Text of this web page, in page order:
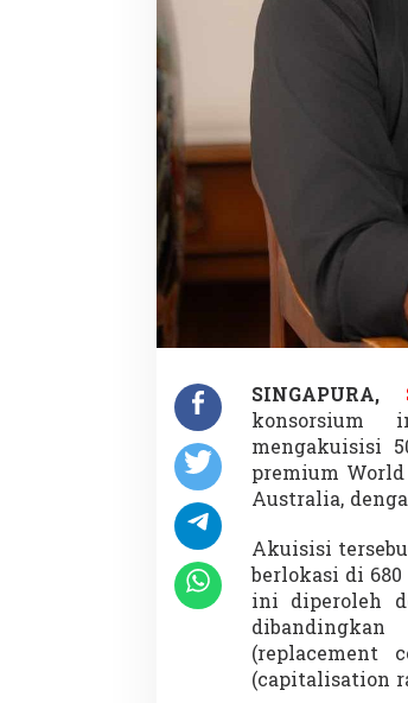
SINGAPURA,
konsorsium
mengakuisisi
premium
Australia,
Akuisisi
berlokasi di
ini diperoleh
(replacement
(capitalisation